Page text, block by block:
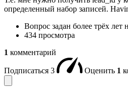
определенный набор записей.
Вопрос задан более трёх лет
434 просмотра
1 комментарий
Подписаться 3 Оценить 1